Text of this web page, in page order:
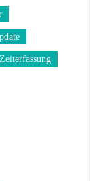
Zeiterfassung